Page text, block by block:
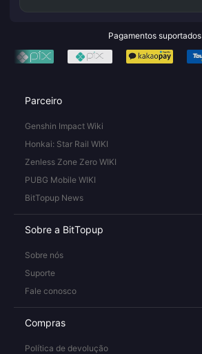
Pagamentos suportados
Parceiro
Genshin Impact Wiki
Honkai: Star Rail WIKI
Zenless Zone Zero WIKI
PUBG Mobile WIKI
BitTopup News
Sobre a BitTopup
Sobre nós
Suporte
Fale conosco
Compras
Política de devolução